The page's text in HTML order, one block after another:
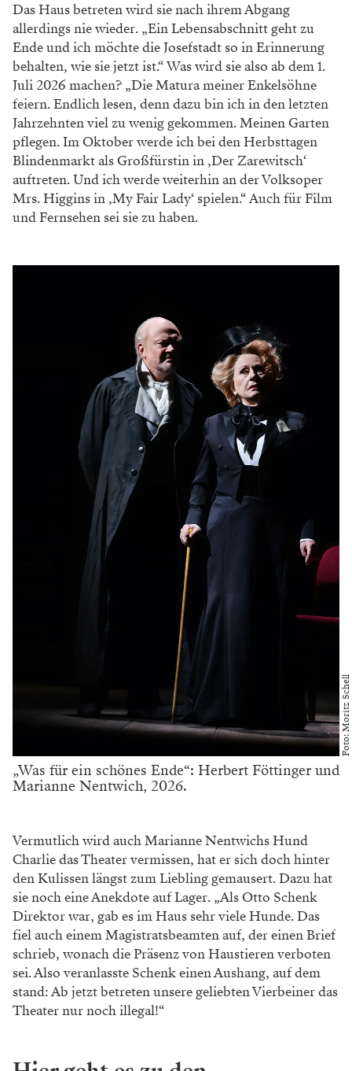
Das Haus betreten wird sie nach ihrem Abgang
allerdings nie wieder. „Ein Lebensabschnitt gehtzu
Ende und ich möchte die Josefstadt so inErinnerung
behalten, wie sie jetzt ist.“ Was wird sie also ab dem 1.
Juli 2026 machen? „Die Maturameiner Enkelsöhne
feiern. Endlich lesen, denn dazu bin ich in den letzten
Jahrzehnten viel zu wenig gekommen. Meinen Garten
pflegen. ImOktober werde ich bei den Herbsttagen
Blindenmarkt als Großfürstin in ,Der Zarewitsch‘
auftreten. Und ich werde weiterhin an der Volksoper
Mrs. Higgins in ,My Fair Lady‘ spielen.“ Auch für Film
und Fernsehen sei sie zu haben.
Foto: Moritz Schell
„Was für ein schönes Ende“: Herbert Föttinger und
Marianne Nentwich, 2026.
Vermutlich wird auch Marianne NentwichsHund
Charlie das Theater vermissen, hat er sichdoch hinter
den Kulissen längst zum Lieblinggemausert. Dazu hat
sie noch eine Anekdote aufLager. „Als Otto Schenk
Direktor war, gab esim Haus sehr viele Hunde. Das
fiel auch einem Magistratsbeamten auf, der einen Brief
schrieb, wonach die Präsenz von Haustieren verboten
sei. Also veranlasste Schenk einen Aushang, aufdem
stand: Ab jetzt betreten unsere geliebtenVierbeiner das
Theater nur noch illegal!“